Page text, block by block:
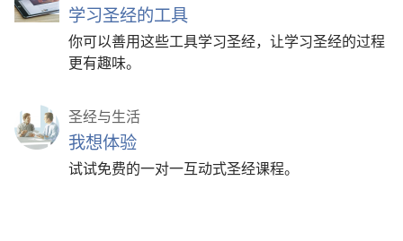
学习圣经的工具
你可以善用这些工具学习圣经，让学习圣经的过程
更有趣味。
圣经与生活
我想体验
试试免费的一对一互动式圣经课程。